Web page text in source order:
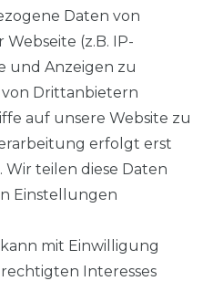
- Evening -
Bügelfreies Herren
und creme
UVP 49,99 €
€ *
Daten von
(z.B. IP-
und Anzeigen zu
von Drittanbietern
auf unsere Website zu
erfolgt erst
Wir teilen diese Daten
Einstellungen
mit Einwilligung
Interesses